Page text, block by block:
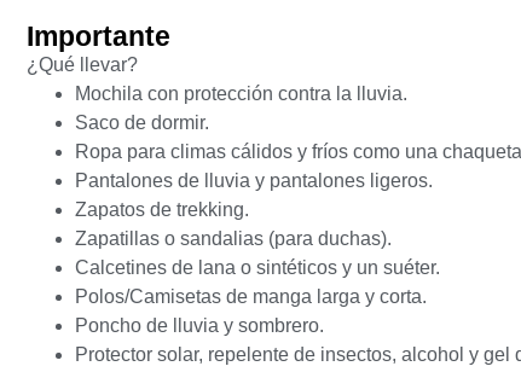
Importante
¿Qué llevar?
Mochila con protección contra la lluvia.
Saco de dormir.
Ropa para climas cálidos y fríos como una
Pantalones de lluvia y pantalones ligeros.
Zapatos de trekking.
Zapatillas o sandalias (para duchas).
Calcetines de lana o sintéticos y un suéter.
Polos/Camisetas de manga larga y corta.
Poncho de lluvia y sombrero.
Protector solar, repelente de insectos, alcohol y